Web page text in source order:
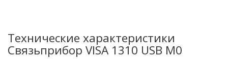
Технические характеристики
Связьприбор VISA 1310 USB М0